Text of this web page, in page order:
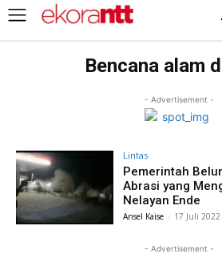
Bencana alam
- Advertisement -
Lintas
Pemerintah
Abrasi yang
Nelayan Ende
Ansel Kaise - 17 Juli 2022
- Advertisement -